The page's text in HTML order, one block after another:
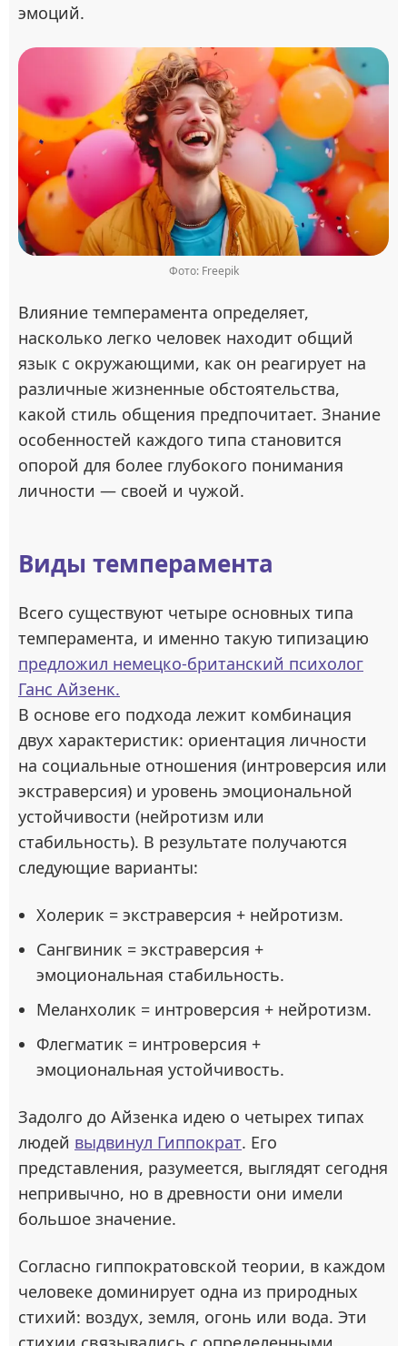
эмоций.
Фото: Freepik
Влияние темперамента определяет,
насколько легко человек находит общий
язык с окружающими, как он реагирует на
различные жизненные обстоятельства,
какой стиль общения предпочитает. Знание
особенностей каждого типа становится
опорой для более глубокого понимания
личности — своей и чужой.
Виды темперамента
Всего существуют четыре основных типа
темперамента, и именно такую типизацию
предложил немецко-британский психолог
Ганс Айзенк.
В основе его подхода лежит комбинация
двух характеристик: ориентация личности
на социальные отношения (интроверсия или
экстраверсия) и уровень эмоциональной
устойчивости (нейротизм или
стабильность). В результате получаются
следующие варианты:
Холерик = экстраверсия + нейротизм.
Сангвиник = экстраверсия +
эмоциональная стабильность.
Меланхолик = интроверсия + нейротизм.
Флегматик = интроверсия +
эмоциональная устойчивость.
Задолго до Айзенка идею о четырех типах
людей выдвинул Гиппократ. Его
представления, разумеется, выглядят сегодня
непривычно, но в древности они имели
большое значение.
Согласно гиппократовской теории, в каждом
человеке доминирует одна из природных
стихий: воздух, земля, огонь или вода. Эти